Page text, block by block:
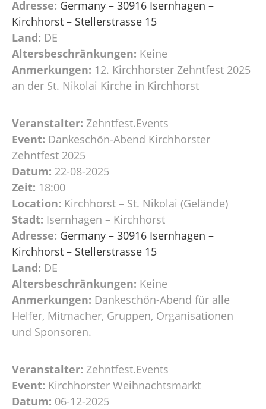
Adresse: Germany – 30916 Isernhagen –
Kirchhorst – Stellerstrasse 15
Land: DE
Altersbeschränkungen: Keine
Anmerkungen: 12. Kirchhorster Zehntfest 2025
an der St. Nikolai Kirche in Kirchhorst
Veranstalter: Zehntfest.Events
Event: Dankeschön-Abend Kirchhorster
Zehntfest 2025
Datum: 22-08-2025
Zeit: 18:00
Location: Kirchhorst – St. Nikolai (Gelände)
Stadt: Isernhagen – Kirchhorst
Adresse: Germany – 30916 Isernhagen –
Kirchhorst – Stellerstrasse 15
Land: DE
Altersbeschränkungen: Keine
Anmerkungen: Dankeschön-Abend für alle
Helfer, Mitmacher, Gruppen, Organisationen
und Sponsoren.
Veranstalter: Zehntfest.Events
Event: Kirchhorster Weihnachtsmarkt
Datum: 06-12-2025